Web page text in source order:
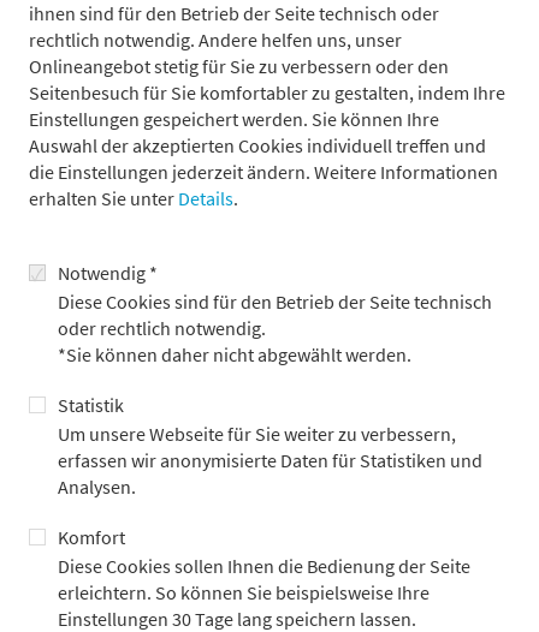
ihnen sind für den Betrieb der Seite technisch oder
rechtlich notwendig. Andere helfen uns, unser
Onlineangebot stetig für Sie zu verbessern oder den
Seitenbesuch für Sie komfortabler zu gestalten, indem Ihre
Einstellungen gespeichert werden. Sie können Ihre
Auswahl der akzeptierten Cookies individuell treffen und
die Einstellungen jederzeit ändern. Weitere Informationen
erhalten Sie unter Details.
Notwendig *
Diese Cookies sind für den Betrieb der Seite technisch
oder rechtlich notwendig.
*Sie können daher nicht abgewählt werden.
Statistik
Um unsere Webseite für Sie weiter zu verbessern,
erfassen wir anonymisierte Daten für Statistiken und
Analysen.
Komfort
Diese Cookies sollen Ihnen die Bedienung der Seite
erleichtern. So können Sie beispielsweise Ihre
Einstellungen 30 Tage lang speichern lassen.
Anastasia Bonavita
Recruiterin
Anastasia Bonavita
Dounia Boutrid